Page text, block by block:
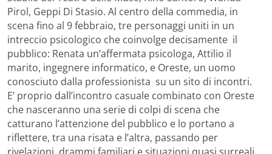
Pirol, Geppi Di Stasio. Al centro della commedia, in
scena fino al 9 febbraio, tre personaggi uniti in un
intreccio psicologico che coinvolge decisamente il
pubblico: Renata un’affermata psicologa, Attilio il
marito, ingegnere informatico, e Oreste, un uomo
conosciuto dalla professionista su un sito di incontri.
E’ proprio dall’incontro casuale combinato con Oreste
che nasceranno una serie di colpi di scena che
catturano l’attenzione del pubblico e lo portano a
riflettere, tra una risata e l’altra, passando per
rivelazioni, drammi familiari e situazioni quasi surreali.